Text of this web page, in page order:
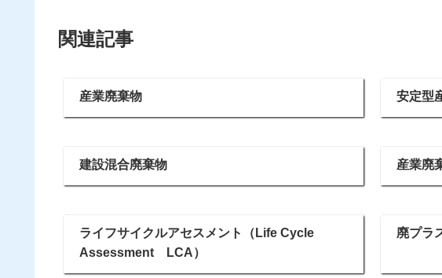
関連記事
産業廃棄物 安定型
建設混合廃棄物 産業廃
ライフサイクルアセスメント（Life Cycle
Assessment LCA）
廃プラ